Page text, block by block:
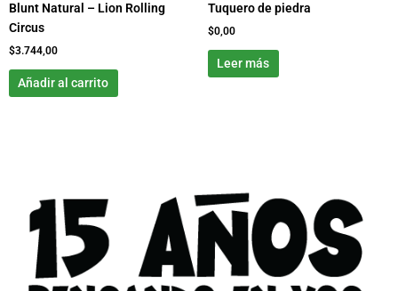
Blunt Natural – Lion Rolling
Circus
$3.744,00
Añadir al carrito
Tuquero de piedra
$0,00
Leer más